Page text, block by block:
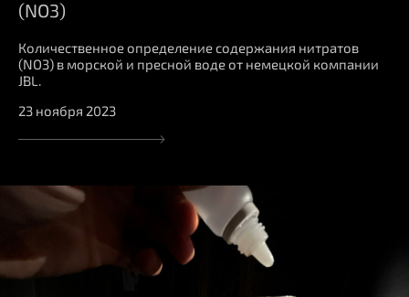
(NO3)
Количественное определение содержания нитратов
(NO3) в морской и пресной воде от немецкой компании
JBL.
23 ноября 2023